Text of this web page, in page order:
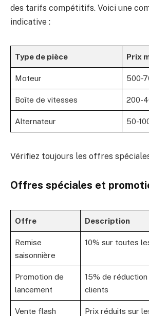
des tarifs compétitifs. Voici une
indicative :
Type de pièce Prix
Moteur 500-
Boîte de vitesses 200-
Alternateur 50-
Vérifiez toujours les offres
Offres spéciales et
Offre Description
Remise
saisonnière
10% sur toutes
Promotion de
lancement
15% de
clients
Vente flash
Prix réduits sur